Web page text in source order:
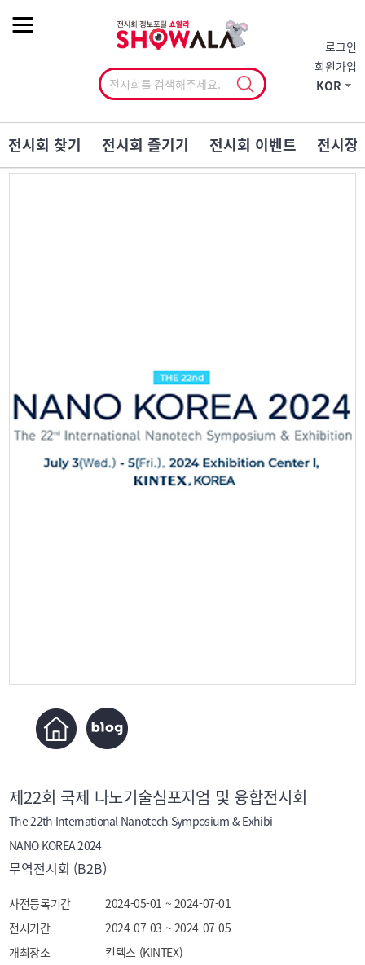
로그인
회원가입
KOR
전시회 찾기 전시회 즐기기 전시회 이벤트 전시장
제22회 국제 나노기술심포지엄 및 융합전시회
The 22th International Nanotech Symposium & Exhibi
NANO KOREA 2024
무역전시회 (B2B)
사전등록기간
2024-05-01 ~ 2024-07-01
전시기간
2024-07-03 ~ 2024-07-05
개최장소
킨텍스 (KINTEX)